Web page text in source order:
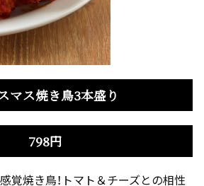
マス焼き鳥3本盛り
798円
覚焼き鳥！トマト＆チーズとの相性